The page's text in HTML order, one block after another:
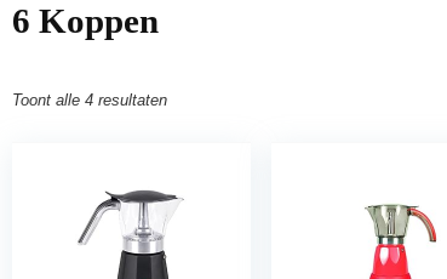
‎6 Koppen
Toont alle 4 resultaten